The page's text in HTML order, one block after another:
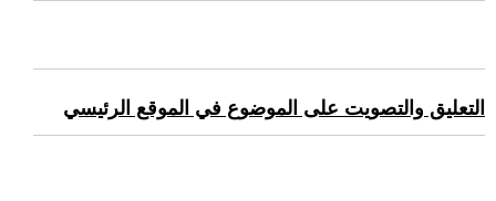
التعليق والتصويت على الموضوع في الموقع الرئيسي